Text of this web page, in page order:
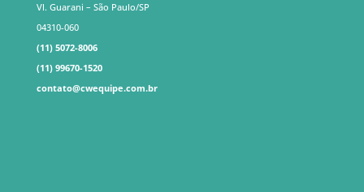
Vl. Guarani – São Paulo/SP
04310-060
(11) 5072-8006
(11) 99670-1520
contato@cwequipe.com.br